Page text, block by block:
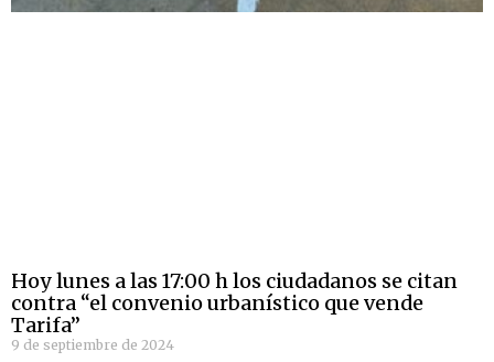
Hoy lunes a las 17:00 h los ciudadanos se citan
contra “el convenio urbanístico que vende
Tarifa”
9 de septiembre de 2024